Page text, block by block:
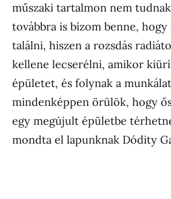
műszaki tartalmon nem
továbbra is bízom benne,
találni, hiszen a rozsdás
kellene lecserélni, amikor
épületet, és folynak a
mindenképpen örülök, hogy
egy megújult épületbe
mondta el lapunknak Dódity